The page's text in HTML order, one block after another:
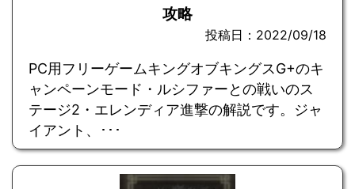
攻略
投稿日：2022/09/18
PC用フリーゲームキングオブキングスG+のキ
ャンペーンモード・ルシファーとの戦いのス
テージ2・エレンディア進撃の解説です。ジャ
イアント、･･･